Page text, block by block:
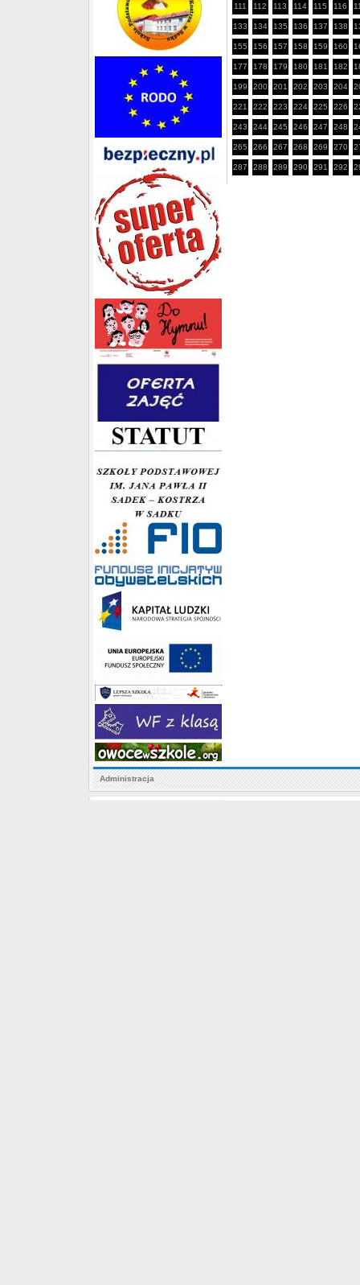
111 112 113 114 115 116
133 134 135 136 137 138
155 156 157 158 159 160
177 178 179 180 181 182
199 200 201 202 203 204
221 222 223 224 225 226
243 244 245 246 247 248
265 266 267 268 269 270
287 288 289 290 291 292
Administracja